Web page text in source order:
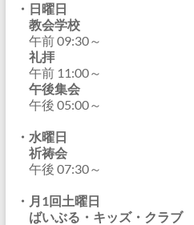
・日曜日
教会学校
午前 09:30～
礼拝
午前 11:00～
午後集会
午後 05:00～
・水曜日
祈祷会
午後 07:30～
・月1回土曜日
ばいぶる・キッズ・クラブ